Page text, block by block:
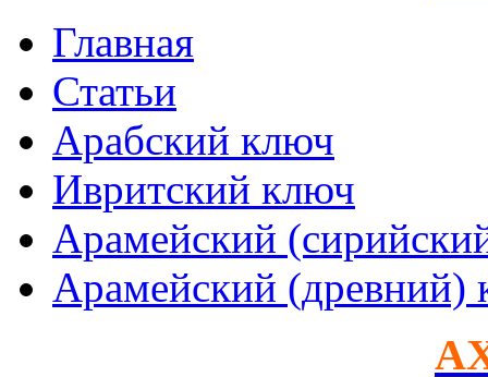
Главная
Статьи
Арабский ключ
Ивритский ключ
Арамейский
Арамейский (древний)